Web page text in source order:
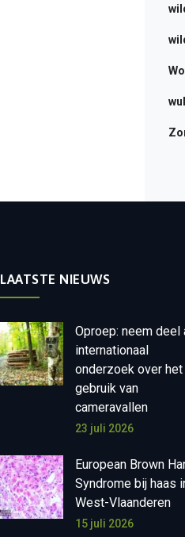
LAATSTE NIEUWS
Oproep: neem deel
internationaal
onderzoek over het
gebruik van
cameravallen
23 juli 2026
European Brown
Syndrome bij haas
West-Vlaanderen
15 juli 2026